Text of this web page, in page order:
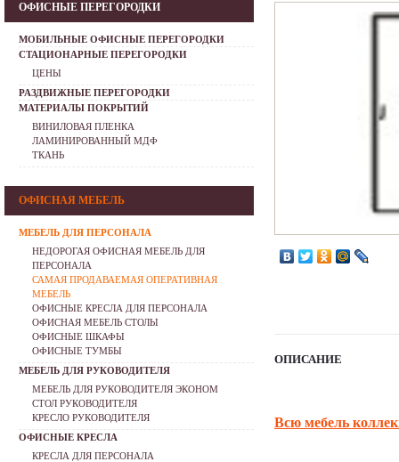
ОПИСАНИЕ
Всю мебель
ОФИСНЫЕ ПЕРЕГОРОДКИ
МОБИЛЬНЫЕ ОФИСНЫЕ ПЕРЕГОРОДКИ
СТАЦИОНАРНЫЕ ПЕРЕГОРОДКИ
ЦЕНЫ
РАЗДВИЖНЫЕ ПЕРЕГОРОДКИ
МАТЕРИАЛЫ ПОКРЫТИЙ
ВИНИЛОВАЯ ПЛЕНКА
ЛАМИНИРОВАННЫЙ МДФ
ТКАНЬ
ОФИСНАЯ МЕБЕЛЬ
МЕБЕЛЬ ДЛЯ ПЕРСОНАЛА
НЕДОРОГАЯ ОФИСНАЯ МЕБЕЛЬ ДЛЯ
ПЕРСОНАЛА
САМАЯ ПРОДАВАЕМАЯ ОПЕРАТИВНАЯ
МЕБЕЛЬ
ОФИСНЫЕ КРЕСЛА ДЛЯ ПЕРСОНАЛА
ОФИСНАЯ МЕБЕЛЬ СТОЛЫ
ОФИСНЫЕ ШКАФЫ
ОФИСНЫЕ ТУМБЫ
МЕБЕЛЬ ДЛЯ РУКОВОДИТЕЛЯ
МЕБЕЛЬ ДЛЯ РУКОВОДИТЕЛЯ ЭКОНОМ
СТОЛ РУКОВОДИТЕЛЯ
КРЕСЛО РУКОВОДИТЕЛЯ
ОФИСНЫЕ КРЕСЛА
КРЕСЛА ДЛЯ ПЕРСОНАЛА